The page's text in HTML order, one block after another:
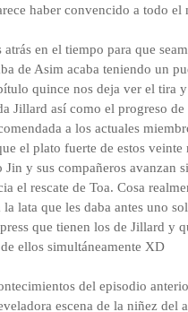
haber convencido a todo el
en el tiempo para que
de Asim acaba teniendo un
quince nos deja ver el tira
Jillard así como el progreso de
a los actuales
el plato fuerte de estos veinte
Jin y sus compañeros avanzan
el rescate de Toa. Cosa
la lata que les daba antes uno
que tienen los de Jillard y
ellos simultáneamente XD
del episodio
escena de la niñez del